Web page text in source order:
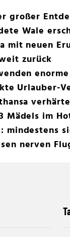
großer
Wale
mit neuen
zurück
Urlauber-
Mädels im
mindestens
nerven